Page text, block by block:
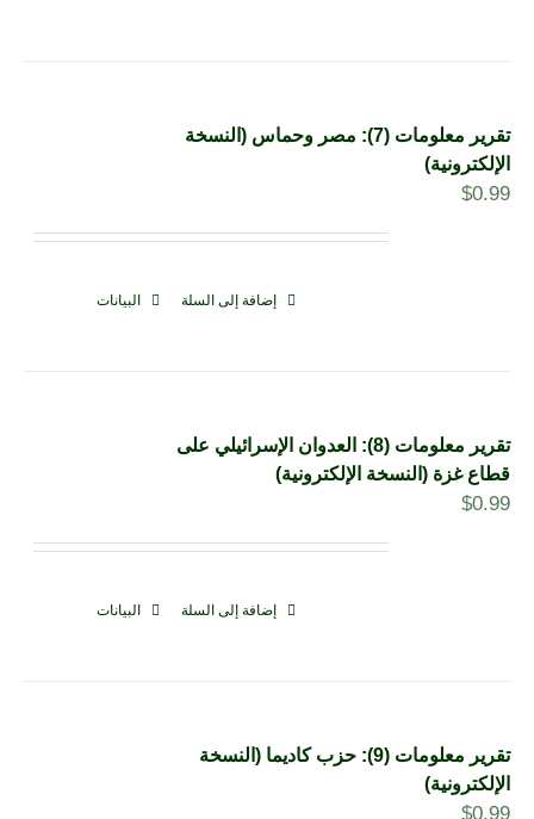
تقرير معلومات (7): مصر وحماس (النسخة
الإلكترونية)
$0.99
إضافة إلى السلة البيانات
تقرير معلومات (8): العدوان الإسرائيلي على
قطاع غزة (النسخة الإلكترونية)
$0.99
إضافة إلى السلة البيانات
تقرير معلومات (9): حزب كاديما (النسخة
الإلكترونية)
$0.99